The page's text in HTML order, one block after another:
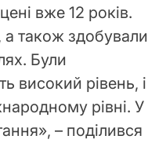
вже 12 років.
а також здобували
Були
високий рівень, і
рівні. У
– поділився